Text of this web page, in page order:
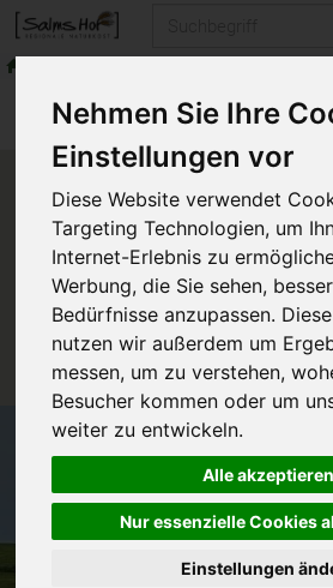
Nehmen Sie Ihre
Einstellungen vor
Diese Website verwendet
Targeting Technologien, um
Internet-Erlebnis zu
Werbung, die Sie sehen,
Bedürfnisse anzupassen.
nutzen wir außerdem um
messen, um zu verstehen,
Besucher kommen oder um
weiter zu entwickeln.
Alle akzeptieren
Nur essenzielle Cookies
Einstellungen
Produkte Vorratskammer
Sonstige Körner
Produkt "Leinsaat
verfügbar.
Das von Ihnen gesuchte Produkt ist
nicht verfügbar.